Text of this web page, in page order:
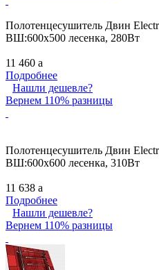
Полотенцесушитель Двин
ВШ:600х500 лесенка, 280Вт
11 460 a
Подробнее
Нашли дешевле?
Вернем 110% разницы
Полотенцесушитель Двин
ВШ:600х600 лесенка, 310Вт
11 638 a
Подробнее
Нашли дешевле?
Вернем 110% разницы